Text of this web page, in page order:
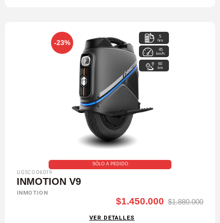
-23%
5
hrs
45
km/h
60
km
SÓLO A PEDIDO
UGSCO06019
INMOTION V9
INMOTION
$1.450.000 $1.880.000
VER DETALLES